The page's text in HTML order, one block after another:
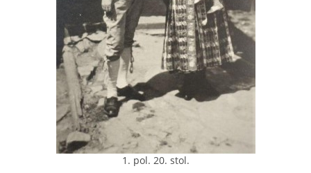
DŮL NA SLÍDU (NA KOLE)
Kontakt:
tel. 773 916 275
info@domdej.cz
--------------------------------------------------------------
1. pol. 20. stol.